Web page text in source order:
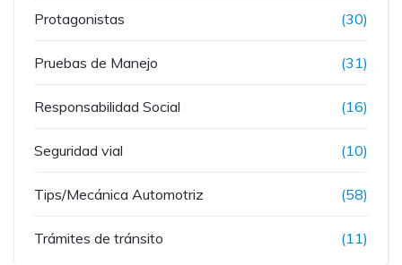
Protagonistas (30)
Pruebas de Manejo (31)
Responsabilidad Social (16)
Seguridad vial (10)
Tips/Mecánica Automotriz (58)
Trámites de tránsito (11)